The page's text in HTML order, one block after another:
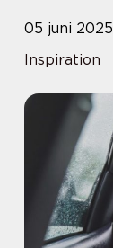
05 juni 2025
Inspiration